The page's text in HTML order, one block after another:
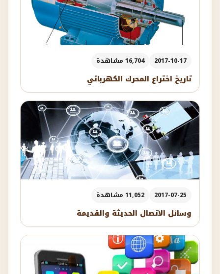
2017-10-17 16,704 مشاهدة
تاريخ اختراع المحرك الكهربائي
2017-07-25 11,052 مشاهدة
وسائل الاتصال الحديثة والقديمة